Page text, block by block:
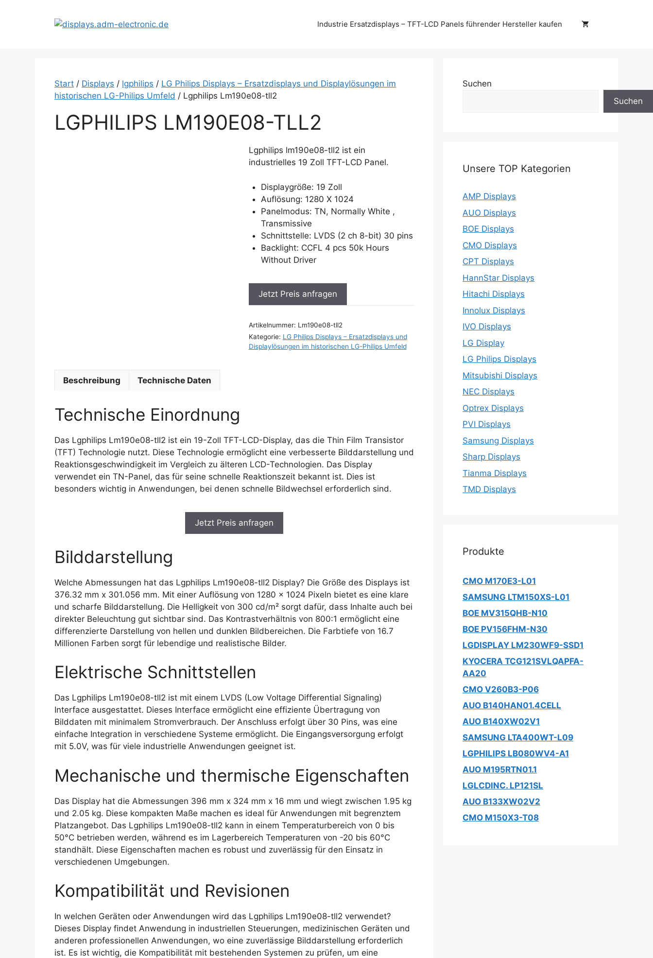
Industrie Ersatzdisplays – TFT-LCD Panels führender Hersteller kaufen
Start / Displays / lgphilips / LG Philips Displays – Ersatzdisplays und Displaylösungen im
historischen LG-Philips Umfeld / Lgphilips Lm190e08-tll2
LGPHILIPS LM190E08-TLL2
Lgphilips lm190e08-tll2 ist ein
industrielles 19 Zoll TFT-LCD Panel.
Displaygröße: 19 Zoll
Auflösung: 1280 X 1024
Panelmodus: TN, Normally White ,
Transmissive
Schnittstelle: LVDS (2 ch 8-bit) 30 pins
Backlight: CCFL 4 pcs 50k Hours
Without Driver
Jetzt Preis anfragen
Artikelnummer: Lm190e08-tll2
Kategorie: LG Philips Displays – Ersatzdisplays und
Displaylösungen im historischen LG-Philips Umfeld
Beschreibung Technische Daten
Technische Einordnung
Das Lgphilips Lm190e08-tll2 ist ein 19-Zoll TFT-LCD-Display, das die Thin Film Transistor
(TFT) Technologie nutzt. Diese Technologie ermöglicht eine verbesserte Bilddarstellung und
Reaktionsgeschwindigkeit im Vergleich zu älteren LCD-Technologien. Das Display
verwendet ein TN-Panel, das für seine schnelle Reaktionszeit bekannt ist. Dies ist
besonders wichtig in Anwendungen, bei denen schnelle Bildwechsel erforderlich sind.
Jetzt Preis anfragen
Bilddarstellung
Welche Abmessungen hat das Lgphilips Lm190e08-tll2 Display? Die Größe des Displays ist
376.32 mm x 301.056 mm. Mit einer Auflösung von 1280 x 1024 Pixeln bietet es eine klare
und scharfe Bilddarstellung. Die Helligkeit von 300 cd/m² sorgt dafür, dass Inhalte auch bei
direkter Beleuchtung gut sichtbar sind. Das Kontrastverhältnis von 800:1 ermöglicht eine
differenzierte Darstellung von hellen und dunklen Bildbereichen. Die Farbtiefe von 16.7
Millionen Farben sorgt für lebendige und realistische Bilder.
Elektrische Schnittstellen
Das Lgphilips Lm190e08-tll2 ist mit einem LVDS (Low Voltage Differential Signaling)
Interface ausgestattet. Dieses Interface ermöglicht eine effiziente Übertragung von
Bilddaten mit minimalem Stromverbrauch. Der Anschluss erfolgt über 30 Pins, was eine
einfache Integration in verschiedene Systeme ermöglicht. Die Eingangsversorgung erfolgt
mit 5.0V, was für viele industrielle Anwendungen geeignet ist.
Mechanische und thermische Eigenschaften
Das Display hat die Abmessungen 396 mm x 324 mm x 16 mm und wiegt zwischen 1.95 kg
und 2.05 kg. Diese kompakten Maße machen es ideal für Anwendungen mit begrenztem
Platzangebot. Das Lgphilips Lm190e08-tll2 kann in einem Temperaturbereich von 0 bis
50°C betrieben werden, während es im Lagerbereich Temperaturen von -20 bis 60°C
standhält. Diese Eigenschaften machen es robust und zuverlässig für den Einsatz in
verschiedenen Umgebungen.
Kompatibilität und Revisionen
In welchen Geräten oder Anwendungen wird das Lgphilips Lm190e08-tll2 verwendet?
Dieses Display findet Anwendung in industriellen Steuerungen, medizinischen Geräten und
anderen professionellen Anwendungen, wo eine zuverlässige Bilddarstellung erforderlich
ist. Es ist wichtig, die Kompatibilität mit bestehenden Systemen zu prüfen, um eine
Suchen
Suchen
Unsere TOP Kategorien
AMP Displays
AUO Displays
BOE Displays
CMO Displays
CPT Displays
HannStar Displays
Hitachi Displays
Innolux Displays
IVO Displays
LG Display
LG Philips Displays
Mitsubishi Displays
NEC Displays
Optrex Displays
PVI Displays
Samsung Displays
Sharp Displays
Tianma Displays
TMD Displays
Produkte
CMO M170E3-L01
SAMSUNG LTM150XS-L01
BOE MV315QHB-N10
BOE PV156FHM-N30
LGDISPLAY LM230WF9-SSD1
KYOCERA TCG121SVLQAPFA-
AA20
CMO V260B3-P06
AUO B140HAN01.4CELL
AUO B140XW02V1
SAMSUNG LTA400WT-L09
LGPHILIPS LB080WV4-A1
AUO M195RTN01.1
LGLCDINC. LP121SL
AUO B133XW02V2
CMO M150X3-T08